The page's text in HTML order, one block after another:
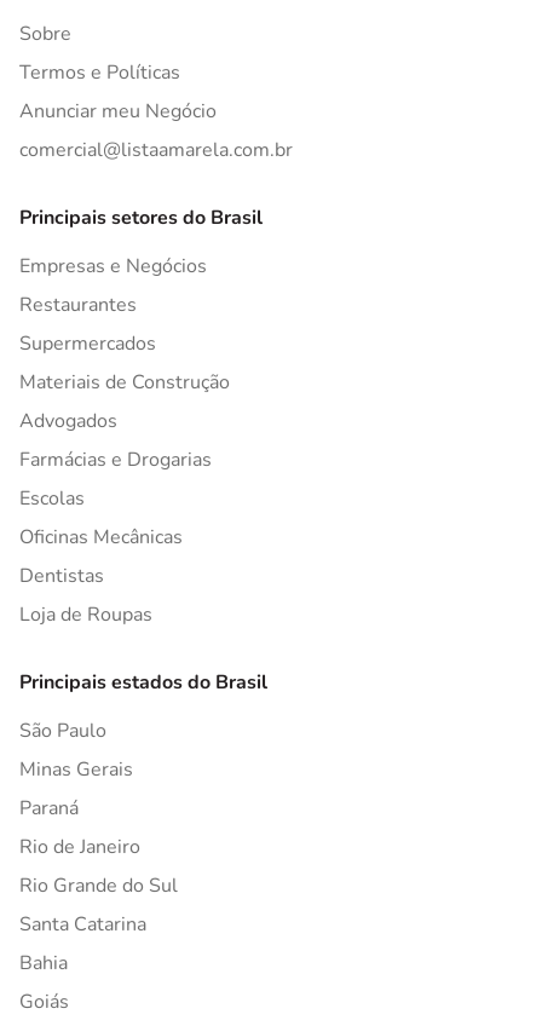
Sobre
Termos e Políticas
Anunciar meu Negócio
comercial@listaamarela.com.br
Principais setores do Brasil
Empresas e Negócios
Restaurantes
Supermercados
Materiais de Construção
Advogados
Farmácias e Drogarias
Escolas
Oficinas Mecânicas
Dentistas
Loja de Roupas
Principais estados do Brasil
São Paulo
Minas Gerais
Paraná
Rio de Janeiro
Rio Grande do Sul
Santa Catarina
Bahia
Goiás